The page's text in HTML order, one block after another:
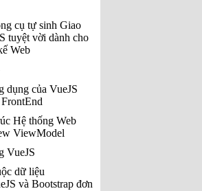
cụ tự sinh Giao
tuyệt vời dành cho
Web
dụng của VueJS
Hệ thống Web
ViewModel
VueJS
dữ liệu
và Bootstrap đơn